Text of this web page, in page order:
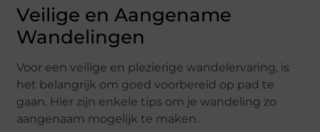
Veilige en Aangename
Wandelingen
Voor een veilige en plezierige wandelervaring, is
het belangrijk om goed voorbereid op pad te
gaan. Hier zijn enkele tips om je wandeling zo
aangenaam mogelijk te maken.